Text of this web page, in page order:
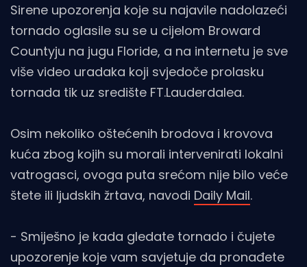
Sirene upozorenja koje su najavile nadolazeći
tornado oglasile su se u cijelom Broward
Countyju na jugu Floride, a na internetu je sve
više video uradaka koji svjedoče prolasku
tornada tik uz središte FT.Lauderdalea.
Osim nekoliko oštećenih brodova i krovova
kuća zbog kojih su morali intervenirati lokalni
vatrogasci, ovoga puta srećom nije bilo veće
štete ili ljudskih žrtava, navodi Daily Mail.
- Smiješno je kada gledate tornado i čujete
upozorenje koje vam savjetuje da pronađete